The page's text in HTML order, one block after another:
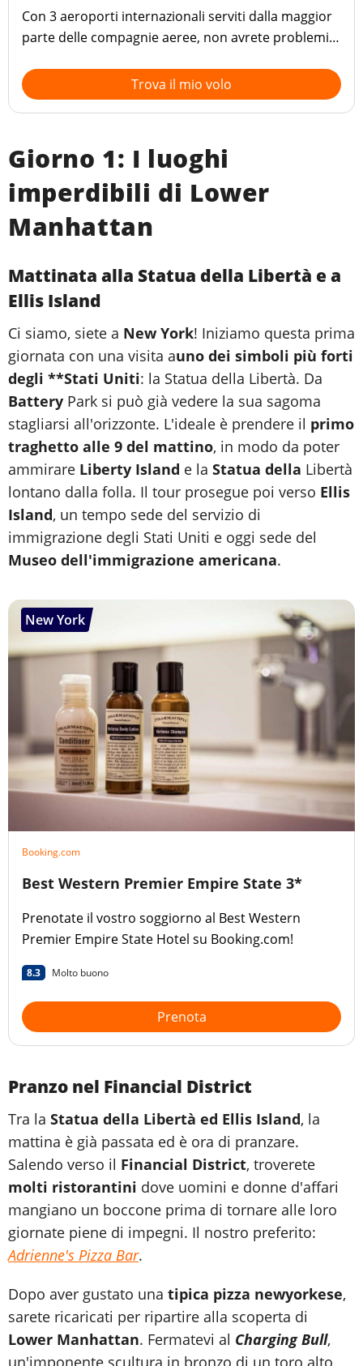
Con 3 aeroporti internazionali serviti dalla maggior
parte delle compagnie aeree, non avrete problemi a
Trova il mio volo
Giorno 1: I luoghi
imperdibili di Lower
Manhattan
Mattinata alla Statua della Libertà e a
Ellis Island
Ci siamo, siete a New York! Iniziamo questa prima
giornata con una visita auno dei simboli più forti
degli **Stati Uniti: la Statua della Libertà. Da
Battery Park si può già vedere la sua sagoma
stagliarsi all'orizzonte. L'ideale è prendere il primo
traghetto alle 9 del mattino, in modo da poter
ammirare Liberty Island e la Statua della Libertà
lontano dalla folla. Il tour prosegue poi verso Ellis
Island, un tempo sede del servizio di
immigrazione degli Stati Uniti e oggi sede del
Museo dell'immigrazione americana.
New York
Booking.com
Best Western Premier Empire State 3*
Prenotate il vostro soggiorno al Best Western
Premier Empire State Hotel su Booking.com!
8.3 Molto buono
Prenota
Pranzo nel Financial District
Tra la Statua della Libertà ed Ellis Island, la
mattina è già passata ed è ora di pranzare.
Salendo verso il Financial District, troverete
molti ristorantini dove uomini e donne d'affari
mangiano un boccone prima di tornare alle loro
giornate piene di impegni. Il nostro preferito:
Adrienne's Pizza Bar.
Dopo aver gustato una tipica pizza newyorkese,
sarete ricaricati per ripartire alla scoperta di
Lower Manhattan. Fermatevi al Charging Bull,
un'imponente scultura in bronzo di un toro alto